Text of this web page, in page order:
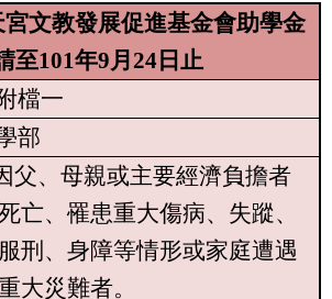
文教發展促進基金會助學金
至101年9 月 24日止
檔一
部
父、母親或主要經濟負擔者
亡、罹患重大傷病、失蹤、
服刑、身障等情形或家庭遭遇
大災難者。